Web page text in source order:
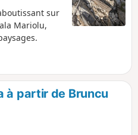
sur
Mariolu,
à partir de Bruncu